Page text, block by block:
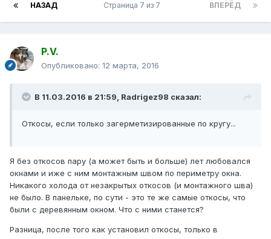
НАЗАД ВПЕРЁД
Страница 7 из 7
P.V.
Опубликовано: 12 марта, 2016
В 11.03.2016 в 21:59, Radrigez98 сказал:
Откосы, если только загерметизированные по кругу...
Я без откосов пару (а может быть и больше) лет любовался
окнами и иже с ним монтажным швом по периметру окна.
Никакого холода от незакрытых откосов (и монтажного шва)
не было. В панельке, по сути - это те же самые откосы, что
были с деревянным окном. Что с ними станется?
Разница, после того как установил откосы, только в